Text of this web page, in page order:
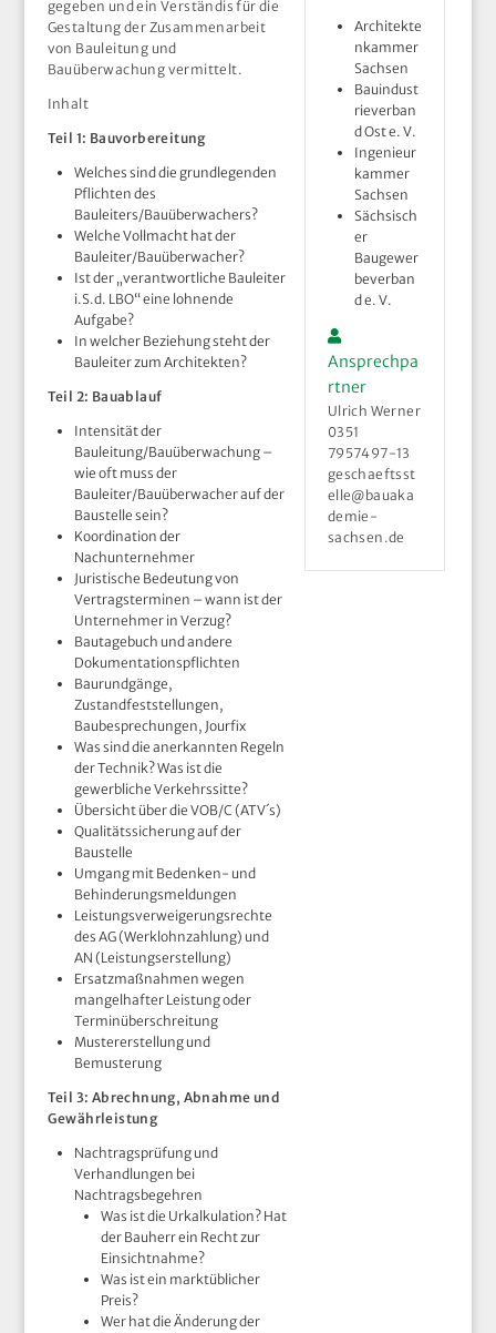
gegeben und ein Verständis für die
Gestaltung der Zusammenarbeit
von Bauleitung und
Bauüberwachung vermittelt.
Inhalt
Teil 1: Bauvorbereitung
Welches sind die grundlegenden
Pflichten des
Bauleiters/Bauüberwachers?
Welche Vollmacht hat der
Bauleiter/Bauüberwacher?
Ist der „verantwortliche Bauleiter
i.S.d. LBO“ eine lohnende
Aufgabe?
In welcher Beziehung steht der
Bauleiter zum Architekten?
Teil 2: Bauablauf
Intensität der
Bauleitung/Bauüberwachung –
wie oft muss der
Bauleiter/Bauüberwacher auf der
Baustelle sein?
Koordination der
Nachunternehmer
Juristische Bedeutung von
Vertragsterminen – wann ist der
Unternehmer in Verzug?
Bautagebuch und andere
Dokumentationspflichten
Baurundgänge,
Zustandfeststellungen,
Baubesprechungen, Jourfix
Was sind die anerkannten Regeln
der Technik? Was ist die
gewerbliche Verkehrssitte?
Übersicht über die VOB/C (ATV´s)
Qualitätssicherung auf der
Baustelle
Umgang mit Bedenken- und
Behinderungsmeldungen
Leistungsverweigerungsrechte
des AG (Werklohnzahlung) und
AN (Leistungserstellung)
Ersatzmaßnahmen wegen
mangelhafter Leistung oder
Terminüberschreitung
Mustererstellung und
Bemusterung
Teil 3: Abrechnung, Abnahme und
Gewährleistung
Nachtragsprüfung und
Verhandlungen bei
Nachtragsbegehren
Was ist die Urkalkulation? Hat
der Bauherr ein Recht zur
Einsichtnahme?
Was ist ein marktüblicher
Preis?
Wer hat die Änderung der
Architekte
nkammer
Sachsen
Bauindust
rieverban
d Ost e. V.
Ingenieur
kammer
Sachsen
Sächsisch
er
Baugewer
beverban
d e. V.
Ansprechpa
rtner
Ulrich Werner
0351
7957497-13
geschaeftsst
elle@bauaka
demie-
sachsen.de